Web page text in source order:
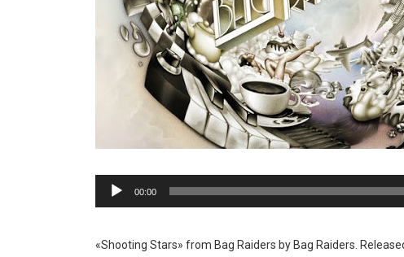
Reproductor
00:00
«Shooting Stars» from Bag Raiders by Bag Raiders.